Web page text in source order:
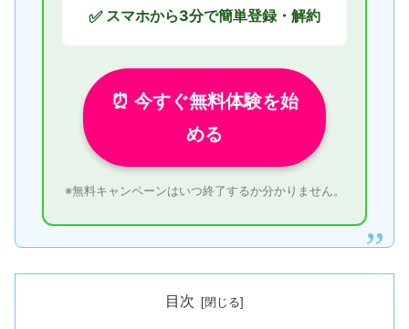
✅スマホから3分で簡単登録・解約
⏰ 今すぐ無料体験を始
める
※無料キャンペーンはいつ終了するか分かりません。
目次